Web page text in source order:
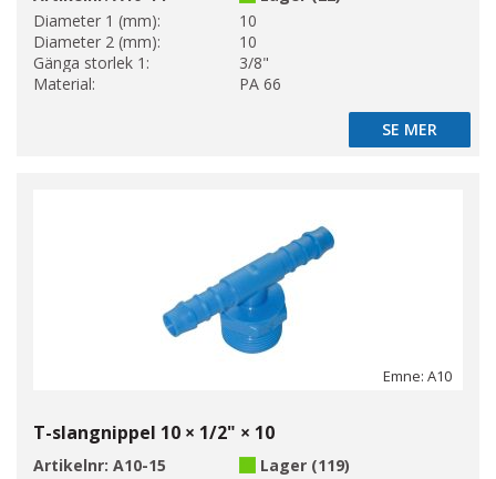
Diameter 1 (mm):
10
Diameter 2 (mm):
10
Gänga storlek 1:
3/8"
Material:
PA 66
SE MER
SE MER
Emne: A10
T-slangnippel 10 × 1/2" × 10
Artikelnr: A10-15
Lager (119)